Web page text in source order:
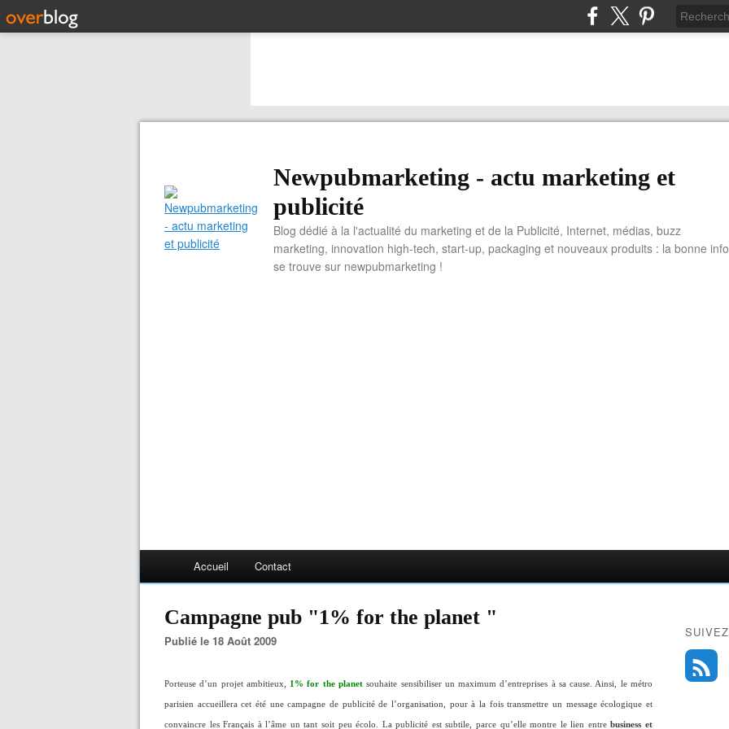
Newpubmarketing - actu marketing et
publicité
Blog dédié à la l'actualité du marketing et de la Publicité, Internet, médias, buzz
marketing, innovation high-tech, start-up, packaging et nouveaux produits : la bonne info
se trouve sur newpubmarketing !
Accueil Contact
Campagne pub "1% for the planet "
Publié le 18 Août 2009
Porteuse d’un projet ambitieux, 1% for the planetsouhaite sensibiliser un maximum d’entreprises à sa cause. Ainsi, le métro
parisien accueillera cet été une campagne de publicité de l’organisation, pour à la fois transmettre un message écologique et
convaincre les Français à l’âme un tant soit peu écolo. La publicité est subtile, parce qu’elle montre le lien entrebusiness et